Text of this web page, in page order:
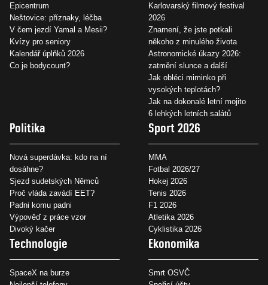
Epicentrum
Neštovice: příznaky, léčba
V čem jezdí Yamal a Mesii?
Kvízy pro seniory
Kalendář úplňků 2026
Co je bodycount?
Karlovarský filmový festival
2026
Znamení, že jste potkali
někoho z minulého života
Astronomické úkazy 2026:
zatmění slunce a další
Jak obléci miminko při
vysokých teplotách?
Jak na dokonalé letní mojito
6 lehkých letních salátů
Politika
Nová superdávka: kdo na ní
dosáhne?
Sjezd sudetských Němců
Proč vláda zavádí EET?
Padni komu padni
Výpověď z práce vzor
Divoký kačer
Sport 2026
MMA
Fotbal 2026/27
Hokej 2026
Tenis 2026
F1 2026
Atletika 2026
Cyklistika 2026
Technologie
SpaceX na burze
Ekonomika
Smrt OSVČ